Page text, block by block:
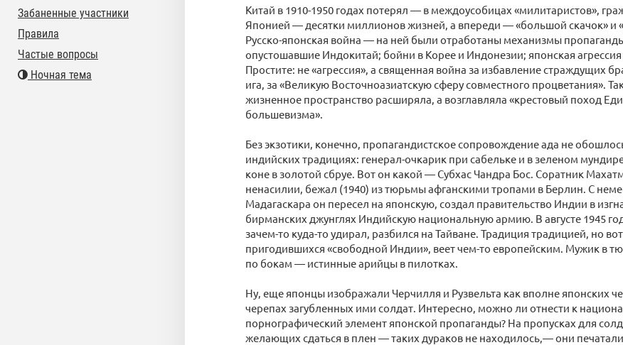
Китай в 1910-1950 годах потерял — в междоусобицах «милитаристов»,
Японией — десятки миллионов жизней, а впереди — «большой скачок» и
Русско-японская война — на ней были отработаны механизмы
опустошавшие Индокитай; бойни в Корее и Индонезии; японская
Простите: не «агрессия», а священная война за избавление страждущих
ига, за «Великую Восточноазиатскую сферу совместного процветания».
жизненное пространство расширяла, а возглавляла «крестовый поход
большевизма».
Без экзотики, конечно, пропагандистское сопровождение ада не
индийских традициях: генерал-очкарик при сабельке и в зеленом
коне в золотой сбруе. Вот он какой — Субхас Чандра Бос. Соратник
ненасилии, бежал (1940) из тюрьмы афганскими тропами в Берлин. С
Мадагаскара он пересел на японскую, создал правительство Индии в
бирманских джунглях Индийскую национальную армию. В августе 1945
зачем-то куда-то удирал, разбился на Тайване. Традиция традицией, но
пригодившихся «свободной Индии», веет чем-то европейским. Мужик в
по бокам — истинные арийцы в пилотках.
Ну, еще японцы изображали Черчилля и Рузвельта как вполне японских
черепах загубленных ими солдат. Интересно, можно ли отнести к
порнографический элемент японской пропаганды? На пропусках для
желающих сдаться в плен — таких дураков не находилось,— они
Забаненные участники
Правила
Частые вопросы
Ночная тема